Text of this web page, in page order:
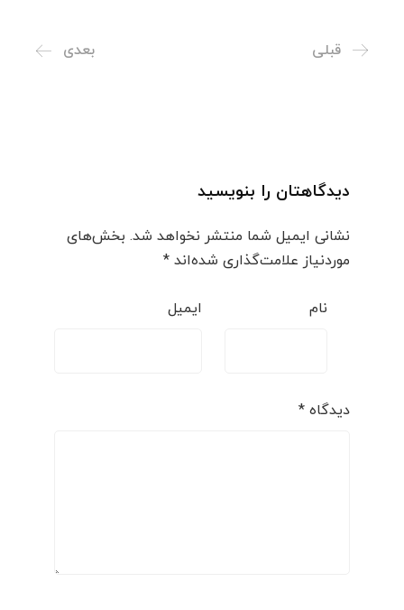
قبلی بعدی
دیدگاهتان را بنویسید
نشانی ایمیل شما منتشر نخواهد شد. بخش‌های
موردنیاز علامت‌گذاری شده‌اند *
نام ایمیل
دیدگاه *